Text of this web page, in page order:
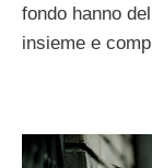
fondo hanno
insieme e